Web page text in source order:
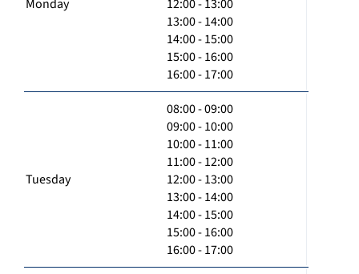
Monday
12:00 - 13:00
13:00 - 14:00
14:00 - 15:00
15:00 - 16:00
16:00 - 17:00
Tuesday
08:00 - 09:00
09:00 - 10:00
10:00 - 11:00
11:00 - 12:00
12:00 - 13:00
13:00 - 14:00
14:00 - 15:00
15:00 - 16:00
16:00 - 17:00